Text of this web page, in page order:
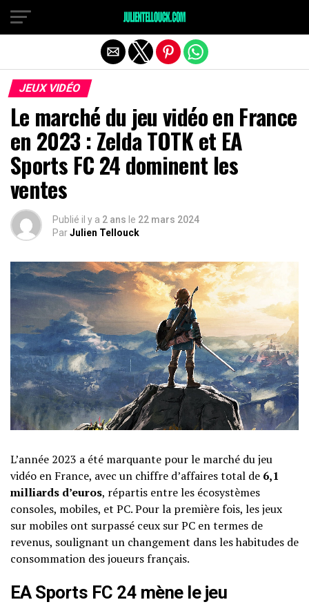
JEUX VIDÉO
Le marché du jeu vidéo en France
en 2023 : Zelda TOTK et EA
Sports FC 24 dominent les
ventes
Publié il y a 2 ans le 22 mars 2024
ParJulien Tellouck
L’année 2023 a été marquante pour le marché du jeu
vidéo en France, avec un chiffre d’affaires total de 6,1
milliards d’euros, répartis entre les écosystèmes
consoles, mobiles, et PC. Pour la première fois, les jeux
sur mobiles ont surpassé ceux sur PC en termes de
revenus, soulignant un changement dans les habitudes de
consommation des joueurs français.
EA Sports FC 24 mène le jeu